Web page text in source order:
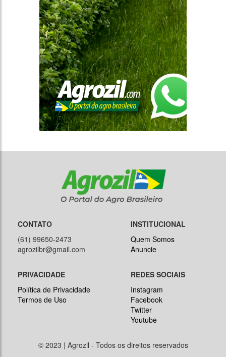
CONTATO
(61) 99650-2473
agrozilbr@gmail.com
INSTITUCIONAL
Quem Somos
Anuncie
PRIVACIDADE
Política de Privacidade
Termos de Uso
REDES SOCIAIS
Instagram
Facebook
Twitter
Youtube
© 2023 | Agrozil - Todos os direitos reservados